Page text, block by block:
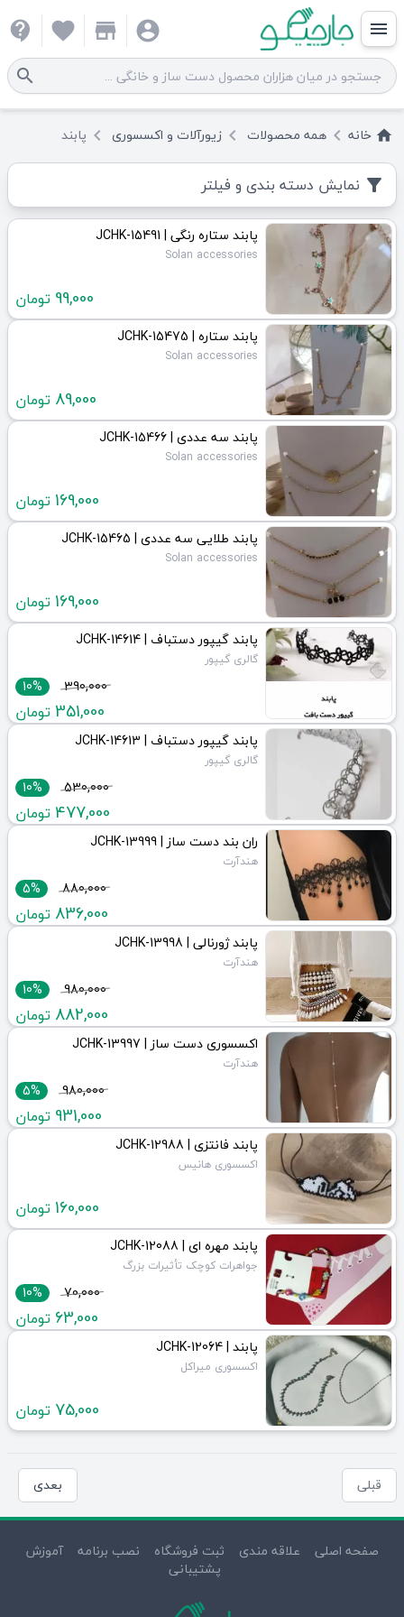
menu
search
account_circle
store
favorite
contact_support
home خانه keyboard_arrow_left همه محصولات keyboard_arrow_left زیورآلات و اکسسوری keyboard_arrow_left پابند
filter_alt نمایش دسته بندی و فیلتر
پابند ستاره رنگی | JCHK-15491
Solan accessories
99,000 تومان
پابند ستاره | JCHK-15475
Solan accessories
89,000 تومان
پابند سه عددی | JCHK-15466
Solan accessories
169,000 تومان
پابند طلایی سه عددی | JCHK-15465
Solan accessories
169,000 تومان
پابند گیپور دستباف | JCHK-14614
گالری گیپور
10% 390,000
351,000 تومان
پابند گیپور دستباف | JCHK-14613
گالری گیپور
10% 530,000
477,000 تومان
ران بند دست ساز | JCHK-13999
هندآرت
5% 880,000
836,000 تومان
پابند ژورنالی | JCHK-13998
هندآرت
10% 980,000
882,000 تومان
اکسسوری دست ساز | JCHK-13997
هندآرت
5% 980,000
931,000 تومان
پابند فانتزی | JCHK-12988
اکسسوری هانیس
160,000 تومان
پابند مهره ای | JCHK-12088
جواهرات کوچک تأثیرات بزرگ
10% 70,000
63,000 تومان
پابند | JCHK-12064
اکسسوری میراکل
75,000 تومان
قبلی بعدی
صفحه اصلی علاقه مندی ثبت فروشگاه نصب برنامه
آموزش
پشتیبانی